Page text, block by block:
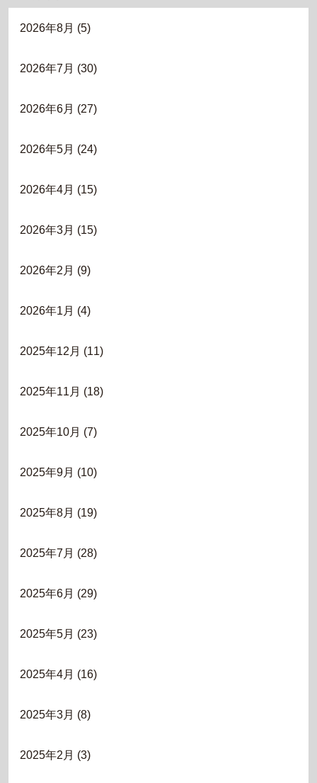
2026年8月 (5)
2026年7月 (30)
2026年6月 (27)
2026年5月 (24)
2026年4月 (15)
2026年3月 (15)
2026年2月 (9)
2026年1月 (4)
2025年12月 (11)
2025年11月 (18)
2025年10月 (7)
2025年9月 (10)
2025年8月 (19)
2025年7月 (28)
2025年6月 (29)
2025年5月 (23)
2025年4月 (16)
2025年3月 (8)
2025年2月 (3)